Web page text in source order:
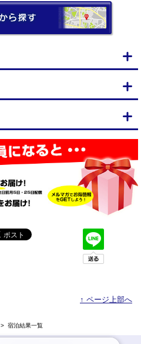
↑ ページ上部へ
> 宿泊結果一覧